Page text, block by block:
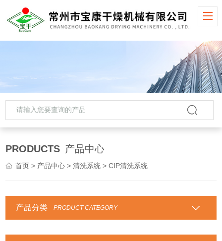
PRODUCTS 产品中心
首页 > 产品中心 >清洗系统 > CIP清洗系统
产品分类 PRODUCT CATEGORY